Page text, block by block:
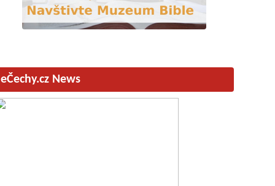
eČechy.cz News